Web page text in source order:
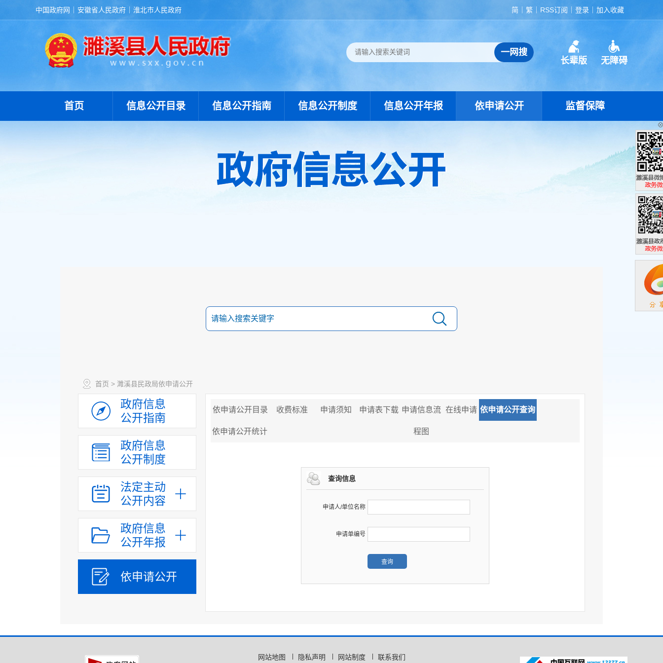
中国政府网 安徽省人民政府 淮北市人民政府 简 繁 RSS订阅 登录 加入收藏
长辈版 无障碍
首页 信息公开目录 信息公开指南 信息公开制度 信息公开年报 依申请公开 监督保障
首页 > 濉溪县民政局依申请公开
政府信息
公开指南
政府信息
公开制度
法定主动
公开内容
政府信息
公开年报
依申请公开
依申请公开目录 收费标准 申请须知 申请表下载 申请信息流
程图
在线申请 依申请公开查询
依申请公开统计
查询信息
申请人/单位名称
申请单编号
网站地图 隐私声明 网站制度 联系我们
濉溪县政
政务微博
濉溪县政
政务微信